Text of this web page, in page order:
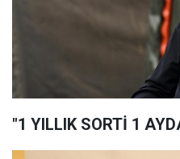
"1 YILLIK SORTİ 1